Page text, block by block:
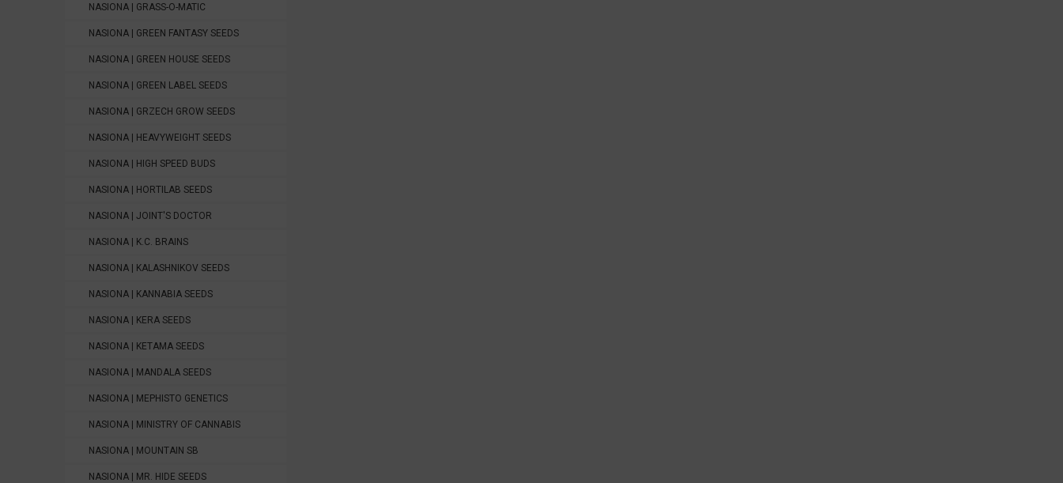
NASIONA | GRASS-O-MATIC
NASIONA | GREEN FANTASY SEEDS
NASIONA | GREEN HOUSE SEEDS
NASIONA | GREEN LABEL SEEDS
NASIONA | GRZECH GROW SEEDS
NASIONA | HEAVYWEIGHT SEEDS
NASIONA | HIGH SPEED BUDS
NASIONA | HORTILAB SEEDS
NASIONA | JOINT'S DOCTOR
NASIONA | K.C. BRAINS
NASIONA | KALASHNIKOV SEEDS
NASIONA | KANNABIA SEEDS
NASIONA | KERA SEEDS
NASIONA | KETAMA SEEDS
NASIONA | MANDALA SEEDS
NASIONA | MEPHISTO GENETICS
NASIONA | MINISTRY OF CANNABIS
NASIONA | MOUNTAIN SB
NASIONA | MR. HIDE SEEDS